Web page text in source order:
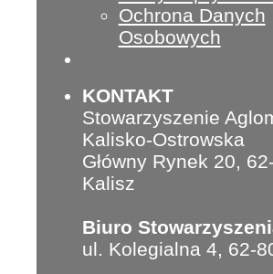
Ochrona Danych
Osobowych
KONTAKT
Stowarzyszenie
Kalisko-Ostrowska
Główny Rynek 20,
Kalisz
Biuro
ul. Kolegialna 4, 62-